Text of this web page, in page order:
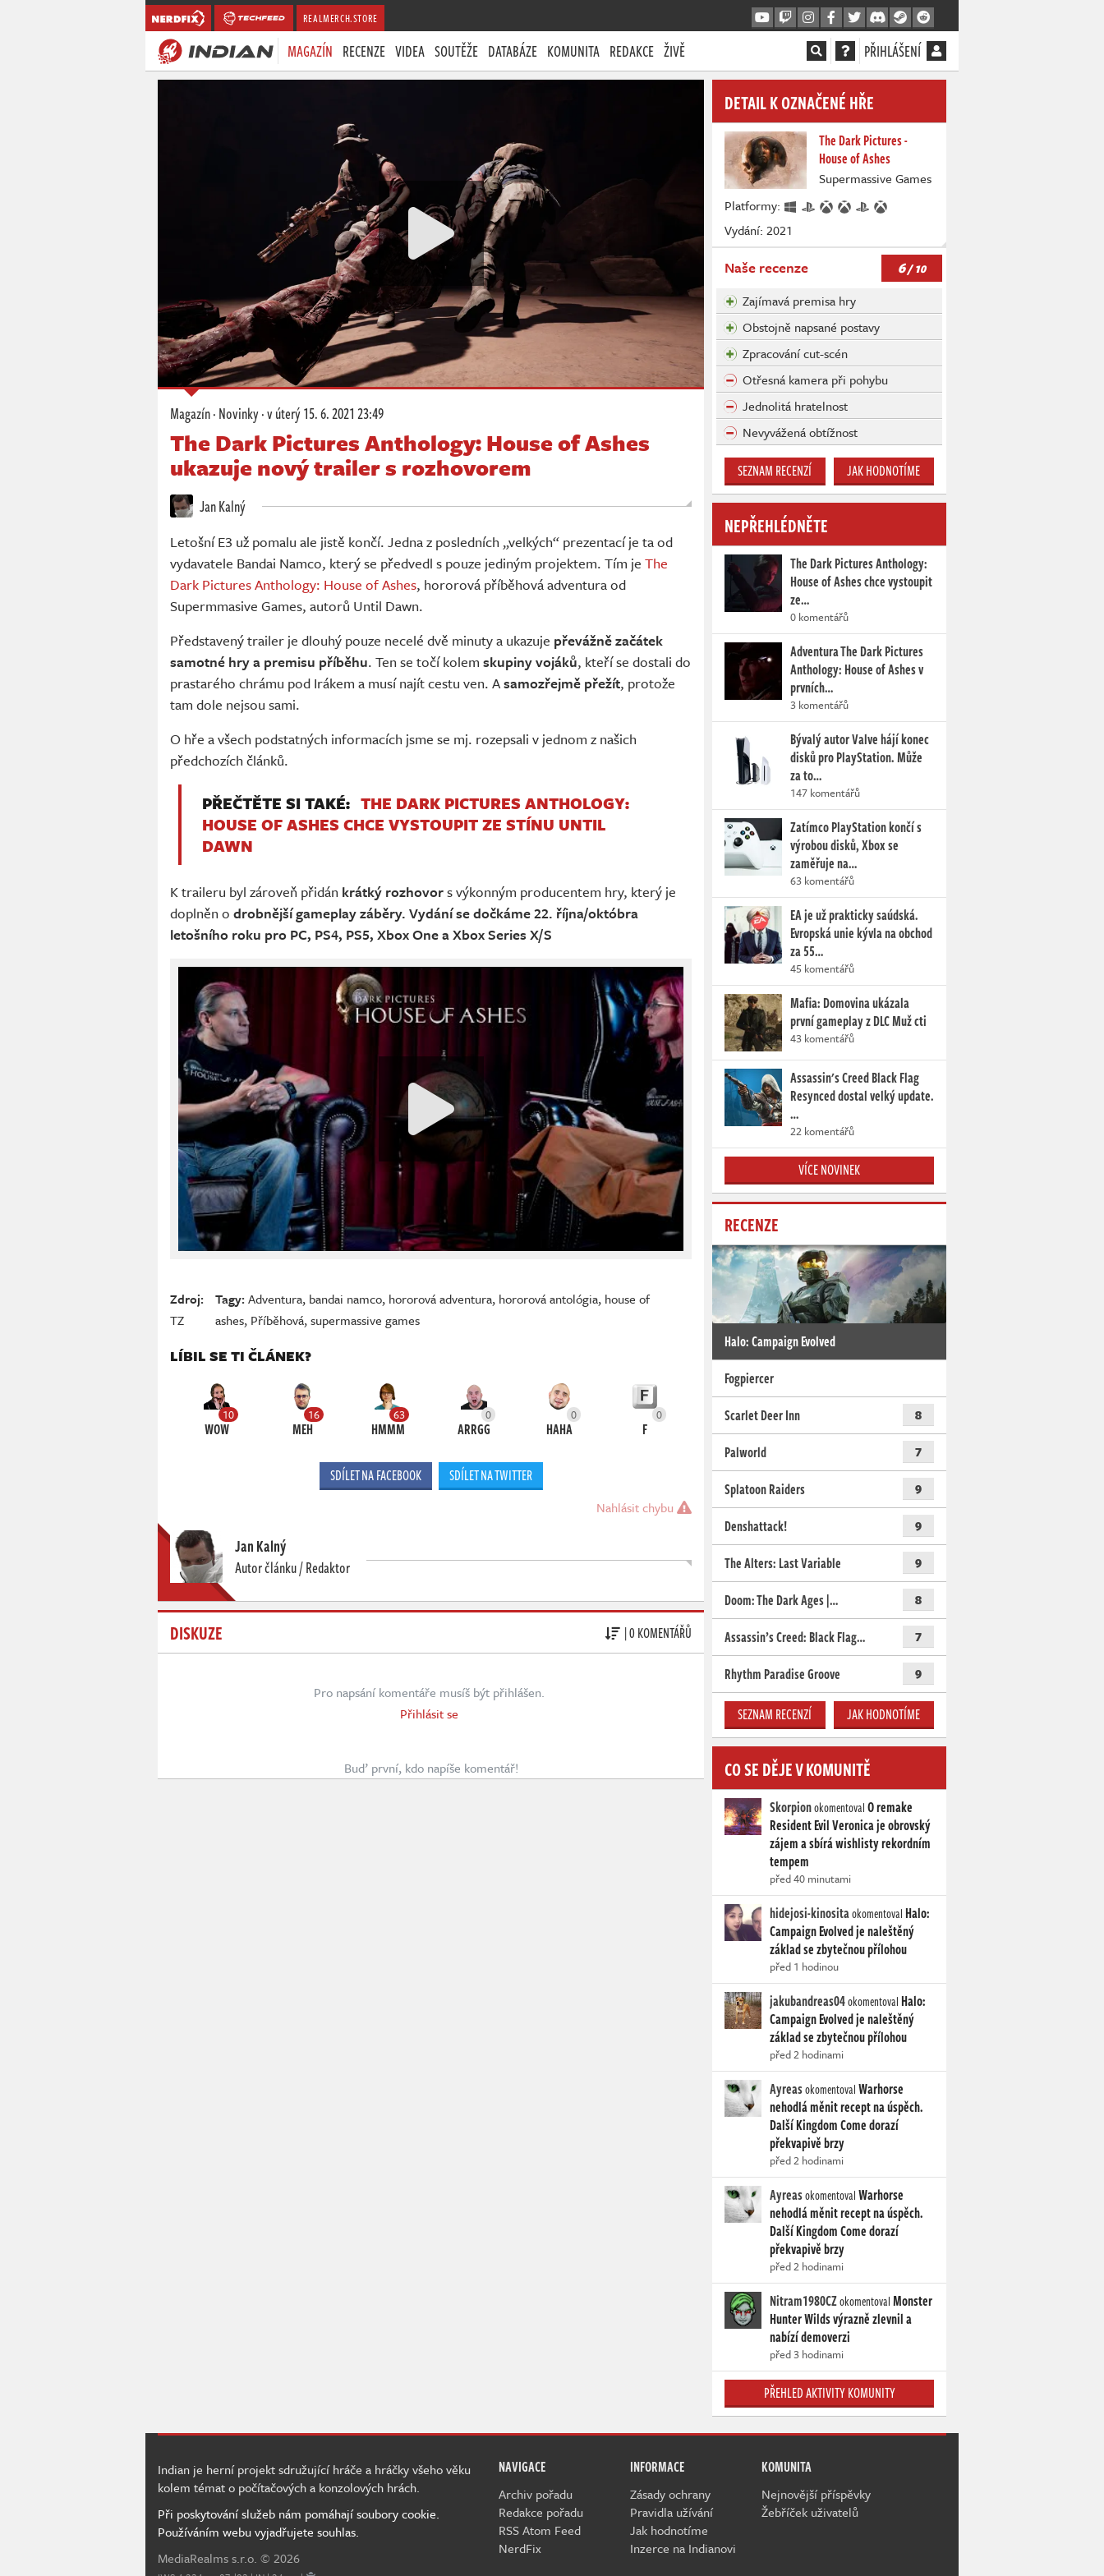
REALMERCH.STORE
MAGAZÍN RECENZE VIDEA SOUTĚŽE DATABÁZE KOMUNITA REDAKCE ŽIVĚ PŘIHLÁŠENÍ
Magazín·Novinky·v úterý15. 6. 2021 23:49
The Dark Pictures Anthology: House of Ashes
ukazuje nový trailer s rozhovorem
Jan Kalný
Letošní E3 už pomalu ale jistě končí. Jedna z posledních „velkých“ prezentací je ta od
vydavatele Bandai Namco, který se předvedl s pouze jediným projektem. Tím je The
Dark Pictures Anthology: House of Ashes, hororová příběhová adventura od
Supermmasive Games, autorů Until Dawn.
Představený trailer je dlouhý pouze necelé dvě minuty a ukazuje převážně začátek
samotné hry a premisu příběhu. Ten se točí kolem skupiny vojáků, kteří se dostali do
prastarého chrámu pod Irákem a musí najít cestu ven. Asamozřejmě přežít, protože
tam dole nejsou sami.
O hře a všech podstatných informacích jsme se mj. rozepsali v jednom z našich
předchozích článků.
PŘEČTĚTE SI TAKÉ: THE DARK PICTURES ANTHOLOGY:
HOUSE OF ASHES CHCE VYSTOUPIT ZE STÍNU UNTIL
DAWN
K traileru byl zároveň přidán krátký rozhovors výkonným producentem hry, který je
doplněn o drobnější gameplay záběry. Vydání se dočkáme 22. října/októbra
letošního roku pro PC, PS4, PS5, Xbox One a Xbox Series X/S
Zdroj:
TZ
Tagy:Adventura, bandai namco, hororová adventura, hororová antológia, house of
ashes, Příběhová,supermassive games
LÍBIL SE TI ČLÁNEK?
10
WOW
16
MEH
63
HMMM
0
ARRGG
0
HAHA
0
F
SDÍLET NA FACEBOOK SDÍLET NA TWITTER
Nahlásit chybu
Jan Kalný
Autor článku / Redaktor
DISKUZE | 0 KOMENTÁŘŮ
Pro napsání komentáře musíš být přihlášen.
Přihlásit se
Buď první, kdo napíše komentář!
DETAIL K OZNAČENÉ HŘE
The Dark Pictures -
House of Ashes
Supermassive Games
Platformy:
Vydání: 2021
Naše recenze 6/ 10
Zajímavá premisa hry
Obstojně napsané postavy
Zpracování cut-scén
Otřesná kamera při pohybu
Jednolitá hratelnost
Nevyvážená obtížnost
SEZNAM RECENZÍ JAK HODNOTÍME
NEPŘEHLÉDNĚTE
The Dark Pictures Anthology:
House of Ashes chce vystoupit
ze…
0 komentářů
Adventura The Dark Pictures
Anthology: House of Ashes v
prvních…
3 komentářů
Bývalý autor Valve hájí konec
disků pro PlayStation. Může
za to…
147 komentářů
Zatímco PlayStation končí s
výrobou disků, Xbox se
zaměřuje na…
63 komentářů
EA je už prakticky saúdská.
Evropská unie kývla na obchod
za 55…
45 komentářů
Mafia: Domovina ukázala
první gameplay z DLC Muž cti
43 komentářů
Assassin's Creed Black Flag
Resynced dostal velký update.
…
22 komentářů
VÍCE NOVINEK
RECENZE
Halo: Campaign Evolved
Fogpiercer
Scarlet Deer Inn
8
Palworld 7
Splatoon Raiders 9
Denshattack! 9
The Alters: Last Variable 9
Doom: The Dark Ages |… 8
Assassin’s Creed: Black Flag… 7
Rhythm Paradise Groove 9
SEZNAM RECENZÍ JAK HODNOTÍME
CO SE DĚJE V KOMUNITĚ
SkorpionokomentovalO remake
Resident Evil Veronica je obrovský
zájem a sbírá wishlisty rekordním
tempem
před 40 minutami
hidejosi-kinositaokomentoval Halo:
Campaign Evolved je naleštěný
základ se zbytečnou přílohou
před 1 hodinou
jakubandreas04okomentoval Halo:
Campaign Evolved je naleštěný
základ se zbytečnou přílohou
před 2 hodinami
AyreasokomentovalWarhorse
nehodlá měnit recept na úspěch.
Další Kingdom Come dorazí
překvapivě brzy
před 2 hodinami
AyreasokomentovalWarhorse
nehodlá měnit recept na úspěch.
Další Kingdom Come dorazí
překvapivě brzy
před 2 hodinami
Nitram1980CZokomentovalMonster
Hunter Wilds výrazně zlevnil a
nabízí demoverzi
před 3 hodinami
PŘEHLED AKTIVITY KOMUNITY
NAVIGACE
Archiv pořadu
Redakce pořadu
RSS Atom Feed
NerdFix
INFORMACE
Zásady ochrany
Pravidla užívání
Jak hodnotíme
Inzerce na Indianovi
KOMUNITA
Nejnovější příspěvky
Žebříček uživatelů
Indian je herní projekt sdružující hráče a hráčky všeho věku
kolem témat o počítačových a konzolových hrách.
Při poskytování služeb nám pomáhají soubory cookie.
Používáním webu vyjadřujete souhlas.
MediaRealms s.r.o. © 2026